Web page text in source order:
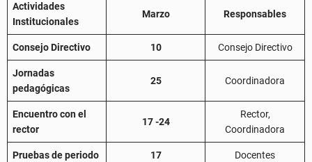
Actividades
Institucionales
Marzo Responsables
Consejo Directivo 10 Consejo Directivo
Jornadas
pedagógicas
25 Coordinadora
Encuentro con el
rector
17 -24
Rector,
Coordinadora
Pruebas de periodo 17 Docentes